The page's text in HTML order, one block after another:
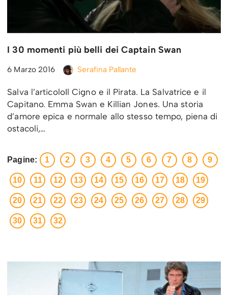
I 30 momenti più belli dei Captain Swan
6 Marzo 2016 Serafina Pallante
Salva l’articoloIl Cigno e il Pirata. La Salvatrice e il
Capitano. Emma Swan e Killian Jones. Una storia
d’amore epica e normale allo stesso tempo, piena di
ostacoli,…
Pagine: 1 2 3 4 5 6 7 8 9
10 11 12 13 14 15 16 17 18 19
20 21 22 23 24 25 26 27 28 29
30 31 32